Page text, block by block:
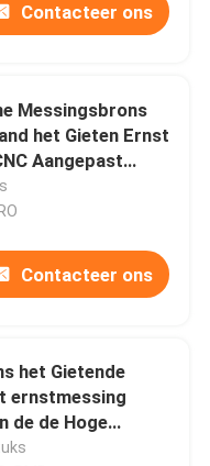
Contacteer ons
Messingsbrons
het Gieten Ernst
Aangepast
Contacteer ons
het Gietende
ernstmessing
de de Hoge